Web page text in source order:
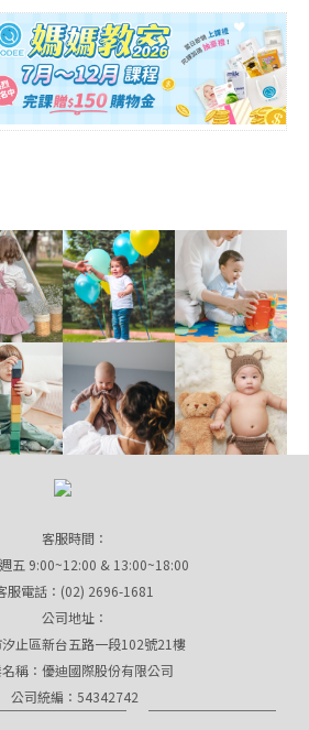
客服時間：
五 9:00~12:00 & 13:00~18:00
服電話：(02) 2696-1681
公司地址：
止區新台五路一段102號21樓
稱：優迪國際股份有限公司
公司統編：54342742